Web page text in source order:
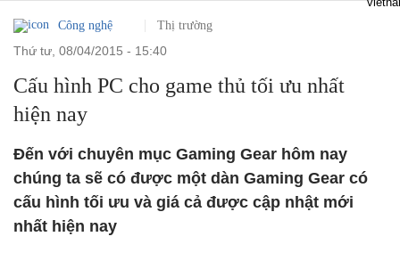
Công nghệ Thị trường
thứ tư, 08/04/2015 - 15:40
Cấu hình PC cho game thủ tối ưu nhất
hiện nay
Đến với chuyên mục Gaming Gear hôm nay
chúng ta sẽ có được một dàn Gaming Gear có
cấu hình tối ưu và giá cả được cập nhật mới
nhất hiện nay